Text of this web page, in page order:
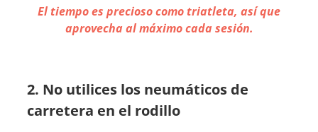
El tiempo es precioso como triatleta, así que
aprovecha al máximo cada sesión.
2. No utilices los neumáticos de
carretera en el rodillo